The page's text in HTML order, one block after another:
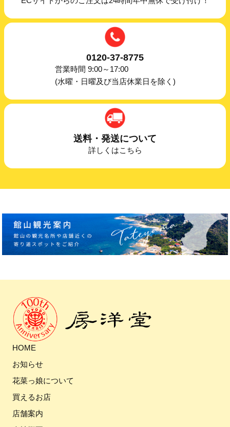
0120-37-8775
営業時間 9:00～17:00
(水曜・日曜及び当店休業日を除く)
送料・発送について
詳しくはこちら
HOME
お知らせ
花菜っ娘について
買えるお店
店舗案内